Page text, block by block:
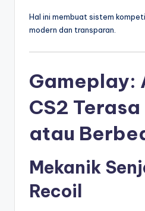
Hal ini membuat sistem
modern dan transparan.
Gameplay:
CS2
atau
Mekanik
Recoil